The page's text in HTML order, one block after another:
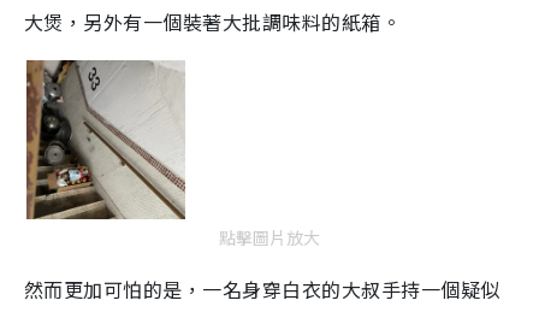
大煲，另外有一個裝著大批調味料的紙箱。
點擊圖片放大
然而更加可怕的是，一名身穿白衣的大叔手持一個疑似